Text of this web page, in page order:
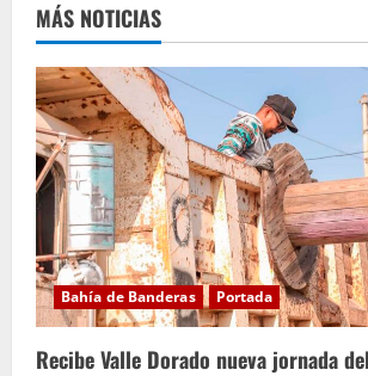
l
e
y
e
n
d
o
MÁS NOTICIAS
Bahía de Banderas Portada
Recibe Valle Dorado nueva jornada